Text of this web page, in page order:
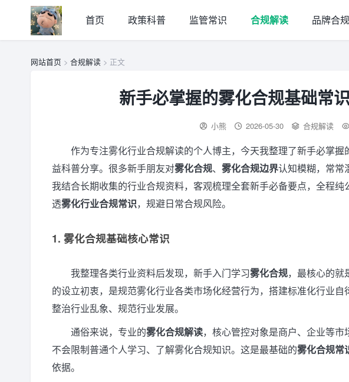
首页 政策科普 监管常识 合规解读 品牌合
网站首页 > 合规解读 > 正文
新手必掌握的雾化合规基础常
小熊 2026-05-30 合规解读
作为专注雾化行业合规解读的个人博主，今天我整理了新手必掌握
益科普分享。很多新手朋友对雾化合规、 雾化合规边界认知模糊，常常
我结合长期收集的行业合规资料，客观梳理全套新手必备要点，全程
透雾化行业合规常识，规避日常合规风险。
1. 雾化合规基础核心常识
我整理各类行业资料后发现，新手入门学习雾化合规，最核心的就
的设立初衷，是规范雾化行业各类市场化经营行为，搭建标准化行业自
整治行业乱象、规范行业发展。
通俗来说，专业的雾化合规解读，核心管控对象是商户、企业等
不会限制普通个人学习、了解雾化合规知识。这是最基础的雾化合规常
依据。